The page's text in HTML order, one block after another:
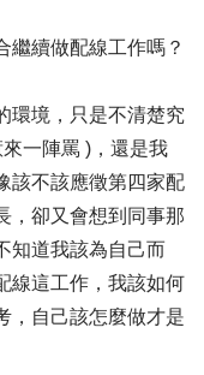
繼續做配線工作嗎？
環境，只是不清楚究
一陣罵 )，還是我
該不該應徵第四家配
，卻又會想到同事那
知道我該為自己而
線這工作，我該如何
，自己該怎麼做才是